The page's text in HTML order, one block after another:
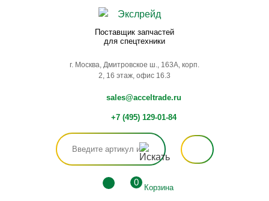
Поставщик запчастей
для спецтехники
г. Москва, Дмитровское ш., 163А, корп.
2, 16 этаж, офис 16.3
sales@acceltrade.ru
+7 (495) 129-01-84
0
Корзина